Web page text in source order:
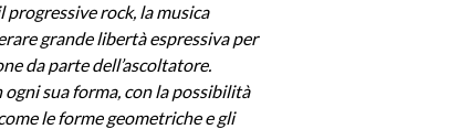
rock, la musica
grande libertà espressiva per
da parte dell’ascoltatore.
ogni sua forma, con la possibilità
le forme geometriche e gli